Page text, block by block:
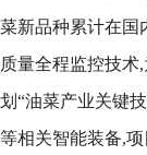
菜新品种累计在国
质量全程监控技术
划“油菜产业关键
等相关智能装备,